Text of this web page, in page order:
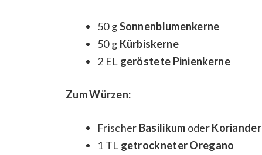
50 gSonnenblumenkerne
50 g Kürbiskerne
2 EL geröstete Pinienkerne
Zum Würzen:
Frischer Basilikum oderKoriander
1 TL getrockneter Oregano